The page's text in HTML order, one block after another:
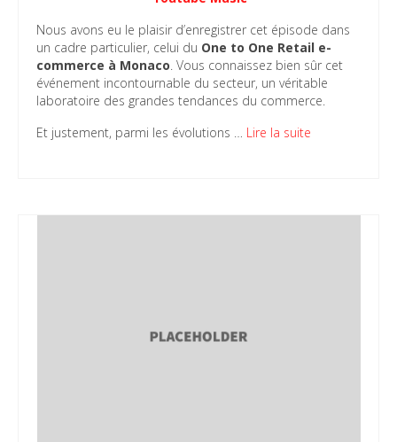
Nous avons eu le plaisir d’enregistrer cet épisode dans
un cadre particulier, celui du One to One Retail e-
commerce à Monaco. Vous connaissez bien sûr cet
événement incontournable du secteur, un véritable
laboratoire des grandes tendances du commerce.
Et justement, parmi les évolutions … Lire la suite